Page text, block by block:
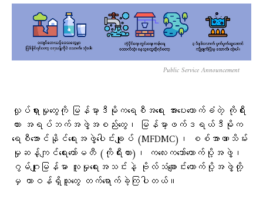
Public Service Announcement
လှုပ်ရှားမှုတွေကို မြန်မာ့ဒီမိုကရေစီအရေး အားပေးထောက်ခံတဲ့ ကိုရီး
ယား အရပ်ဘက်အဖွဲ့အစည်းတွေ၊ မြန်မာ့ဖက်ဒရယ်ဒီမိုက
ရေစီအောင်နိုင်ရေးအဖွဲ့ပေါင်းချုပ် (MFDMC)၊ စစ်အာဏာသိမ်း
မှုဆန့်ကျင်ရေးကော်မတီ (ကိုရီးယား)၊ ကလေးကဘော်ထောက်ပို့အဖွဲ့၊
ဂွမ်ဂျုးမြန်မာ လူမှုရေးအသင်းနဲ့ ဗိုလ်သံချောင်းထောက်ပို့အဖွဲ့တို့
မှ တာဝန်ရှိသူတွေ တက်ရောက်ခဲ့ကြပါတယ်။